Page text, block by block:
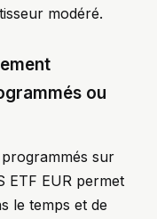
modéré.
ou
sur
ETF EUR permet
le temps et de